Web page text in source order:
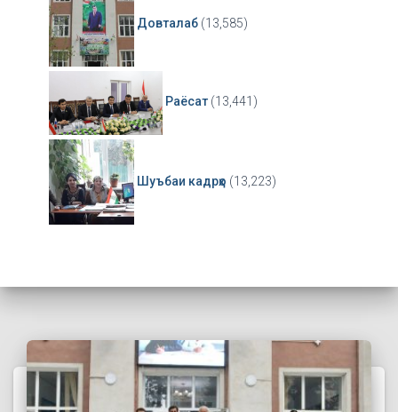
Довталаб (13,585)
Раёсат (13,441)
Шуъбаи кадрҳо (13,223)